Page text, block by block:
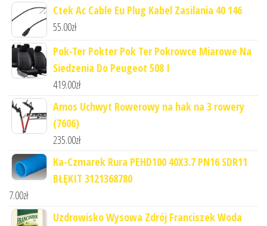
Ctek Ac Cable Eu Plug Kabel Zasilania 40 146
55.00zł
Pok-Ter Pokter Pok Ter Pokrowce Miarowe Na
Siedzenia Do Peugeot 508 I
419.00zł
Amos Uchwyt Rowerowy na hak na 3 rowery
(7606)
235.00zł
Ka-Czmarek Rura PEHD100 40X3.7 PN16 SDR11
BŁĘKIT 3121368780
7.00zł
Uzdrowisko Wysowa Zdrój Franciszek Woda